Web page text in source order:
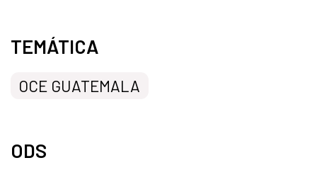
TEMÁTICA
OCE GUATEMALA
ODS